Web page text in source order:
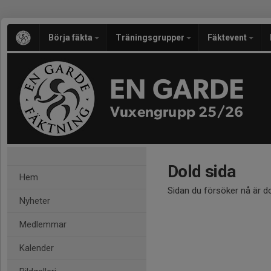
Börja fäkta Träningsgrupper Fäktevent
EN GARDE
Vuxengrupp 25/26
Hem
Nyheter
Medlemmar
Kalender
Dold sida
Sidan du försöker nå är